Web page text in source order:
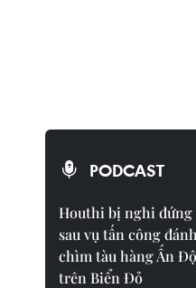
PODCAST
Houthi bị nghi đứng
sau vụ tấn công đánh
chìm tàu hàng Ấn Độ
trên Biển Đỏ